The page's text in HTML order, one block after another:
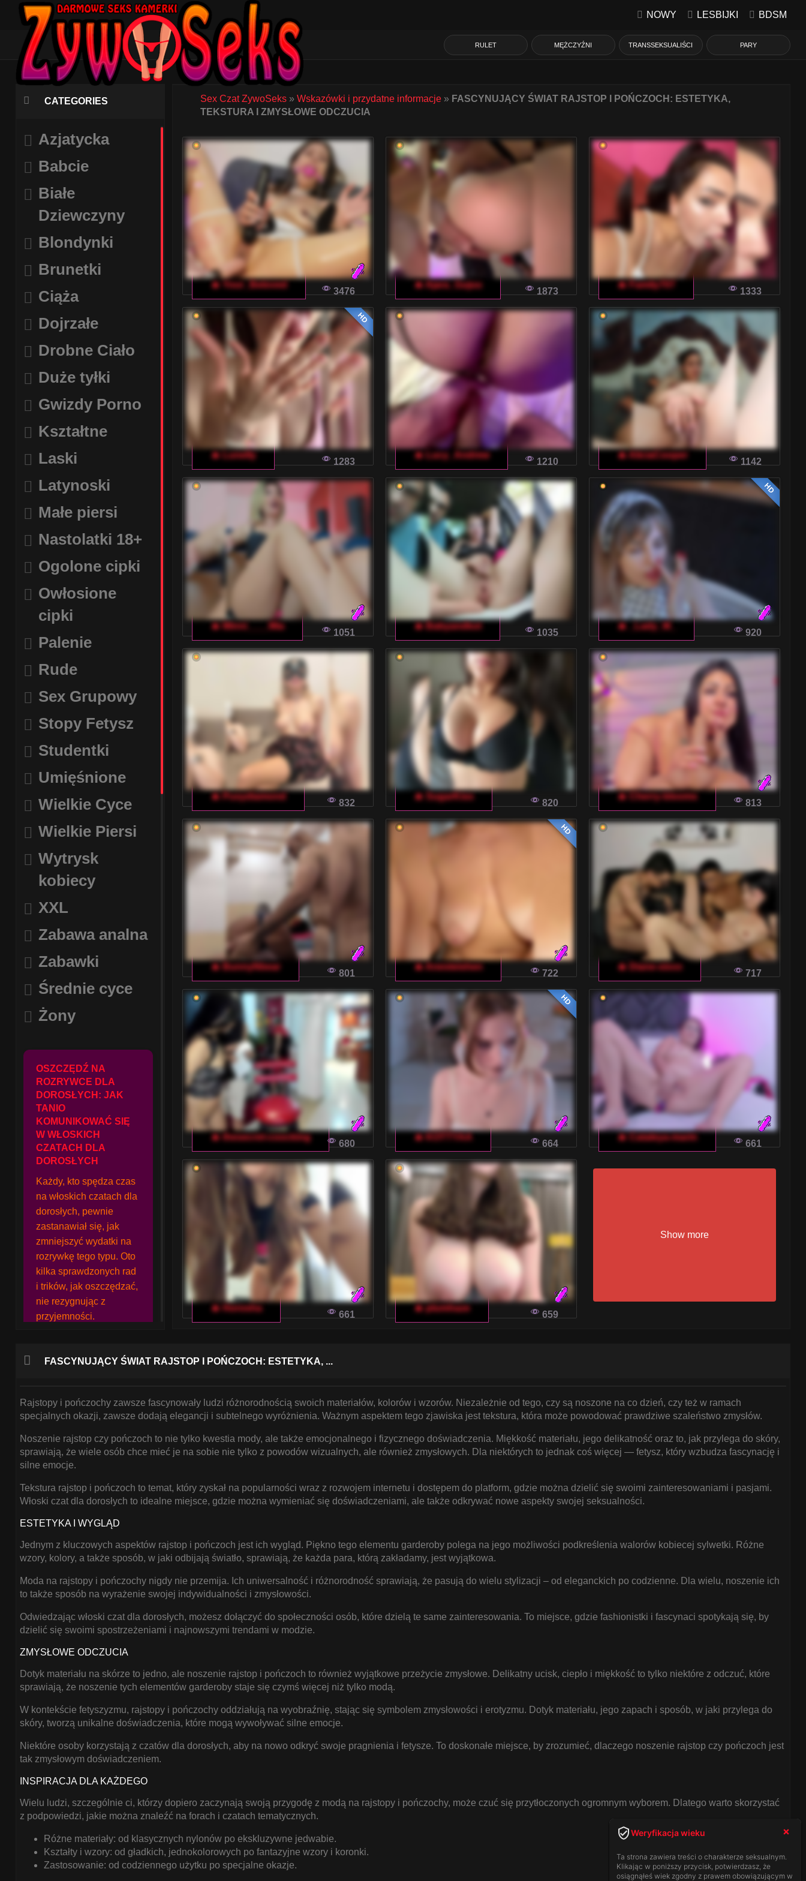
NOWY LESBIJKI BDSM
RULET MĘŻCZYŹNI TRANSSEKSUALIŚCI PARY
CATEGORIES
Azjatycka
Babcie
Białe
Dziewczyny
Blondynki
Brunetki
Ciąża
Dojrzałe
Drobne Ciało
Duże tyłki
Gwizdy Porno
Kształtne
Laski
Latynoski
Małe piersi
Nastolatki 18+
Ogolone cipki
Owłosione
cipki
Palenie
Rude
Sex Grupowy
Stopy Fetysz
Studentki
Umięśnione
Wielkie Cyce
Wielkie Piersi
Wytrysk
kobiecy
XXL
Zabawa analna
Zabawki
Średnie cyce
Żony
OSZCZĘDŹ NA
ROZRYWCE DLA
DOROSŁYCH: JAK
TANIO
KOMUNIKOWAĆ SIĘ
W WŁOSKICH
CZATACH DLA
DOROSŁYCH
Każdy, kto spędza czas
na włoskich czatach dla
dorosłych, pewnie
zastanawiał się, jak
zmniejszyć wydatki na
rozrywkę tego typu. Oto
kilka sprawdzonych rad
i trików, jak oszczędzać,
nie rezygnując z
przyjemności.
JAK PRZEŁAMAĆ
DOROSŁYCH
włoskim czacie dla
dorosłych może być
pełna niepewności i
stresu. Jak skutecznie
przełamać lody i cieszyć
się konwersacją z
CZAR
INTERNETOWYCH
CZAT DLA
DOROSŁYCH BEZ
TAJEMNIC
Rozmowy wideo online
mogą być zarówno
trudne. Jak sprawić, aby
komunikacja w włoskim
czacie dla dorosłych
była lekka i swobodna?
FANTAZJA I
IMPROWIZACJA NA
WŁOSKIM
CZOŁOWYM CZACIE
DLA DOROSŁYCH
Sex Czat ZywoSeks» Wskazówki i przydatne informacje» FASCYNUJĄCY ŚWIAT RAJSTOP I POŃCZOCH: ESTETYKA,
TEKSTURA I ZMYSŁOWE ODCZUCIA
🔥 Your_Beloved
3476
🔥 Ajara_Gujuu
1873
🔥 Family707
1333
HD
🔥 Lunelly
1283
🔥 Lucy_Andrew
1210
🔥 AliciaCooper
1142
🔥 Minni____Mia
1051
🔥 Babyandkot
1035
HD
🔥 _Lady_M_
920
🔥 Pusydiamond
832
🔥 SugarKiss
820
🔥 Cherry-blooms
813
🔥 BunnyNbear
801
HD
🔥 Anesteishen
722
🔥 Diane-sixxx
717
🔥 thesecret-coocking
680
HD
🔥 KOTTYAA
664
🔥 Cataleya-marin
661
🔥 Horosha
661
🔥 plumhaze
659
Show more
FASCYNUJĄCY ŚWIAT RAJSTOP I POŃCZOCH: ESTETYKA, ...
Rajstopy i pończochy zawsze fascynowały ludzi różnorodnością swoich materiałów, kolorów i wzorów. Niezależnie od tego, czy są noszone na co dzień, czy też w ramach
specjalnych okazji, zawsze dodają elegancji i subtelnego wyróżnienia. Ważnym aspektem tego zjawiska jest tekstura, która może powodować prawdziwe szaleństwo zmysłów.
Noszenie rajstop czy pończoch to nie tylko kwestia mody, ale także emocjonalnego i fizycznego doświadczenia. Miękkość materiału, jego delikatność oraz to, jak przylega do skóry,
sprawiają, że wiele osób chce mieć je na sobie nie tylko z powodów wizualnych, ale również zmysłowych. Dla niektórych to jednak coś więcej — fetysz, który wzbudza fascynację i
silne emocje.
Tekstura rajstop i pończoch to temat, który zyskał na popularności wraz z rozwojem internetu i dostępem do platform, gdzie można dzielić się swoimi zainteresowaniami i pasjami.
Włoski czat dla dorosłych to idealne miejsce, gdzie można wymieniać się doświadczeniami, ale także odkrywać nowe aspekty swojej seksualności.
ESTETYKA I WYGLĄD
Jednym z kluczowych aspektów rajstop i pończoch jest ich wygląd. Piękno tego elementu garderoby polega na jego możliwości podkreślenia walorów kobiecej sylwetki. Różne
wzory, kolory, a także sposób, w jaki odbijają światło, sprawiają, że każda para, którą zakładamy, jest wyjątkowa.
Moda na rajstopy i pończochy nigdy nie przemija. Ich uniwersalność i różnorodność sprawiają, że pasują do wielu stylizacji – od eleganckich po codzienne. Dla wielu, noszenie ich
to także sposób na wyrażenie swojej indywidualności i zmysłowości.
Odwiedzając włoski czat dla dorosłych, możesz dołączyć do społeczności osób, które dzielą te same zainteresowania. To miejsce, gdzie fashionistki i fascynaci spotykają się, by
dzielić się swoimi spostrzeżeniami i najnowszymi trendami w modzie.
ZMYSŁOWE ODCZUCIA
Dotyk materiału na skórze to jedno, ale noszenie rajstop i pończoch to również wyjątkowe przeżycie zmysłowe. Delikatny ucisk, ciepło i miękkość to tylko niektóre z odczuć, które
sprawiają, że noszenie tych elementów garderoby staje się czymś więcej niż tylko modą.
W kontekście fetyszyzmu, rajstopy i pończochy oddziałują na wyobraźnię, stając się symbolem zmysłowości i erotyzmu. Dotyk materiału, jego zapach i sposób, w jaki przylega do
skóry, tworzą unikalne doświadczenia, które mogą wywoływać silne emocje.
Niektóre osoby korzystają z czatów dla dorosłych, aby na nowo odkryć swoje pragnienia i fetysze. To doskonałe miejsce, by zrozumieć, dlaczego noszenie rajstop czy pończoch jest
tak zmysłowym doświadczeniem.
INSPIRACJA DLA KAŻDEGO
Wielu ludzi, szczególnie ci, którzy dopiero zaczynają swoją przygodę z modą na rajstopy i pończochy, może czuć się przytłoczonych ogromnym wyborem. Dlatego warto skorzystać
z podpowiedzi, jakie można znaleźć na forach i czatach tematycznych.
Różne materiały: od klasycznych nylonów po ekskluzywne jedwabie.
Kształty i wzory: od gładkich, jednokolorowych po fantazyjne wzory i koronki.
Zastosowanie: od codziennego użytku po specjalne okazje.
Weryfikacja wieku
Ta strona zawiera treści o charakterze seksualnym.
Klikając w poniższy przycisk, potwierdzasz, że
osiągnąłeś wiek zgodny z prawem obowiązującym w